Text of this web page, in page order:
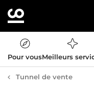
Pour vousMeilleurs
Tunnel de vente